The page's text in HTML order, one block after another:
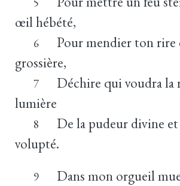
œil hébété,
6
Pour mendier ton rire
grossière,
7
Déchire qui voudra la
lumière
8
De la pudeur divine
volupté.
9
Dans mon orgueil